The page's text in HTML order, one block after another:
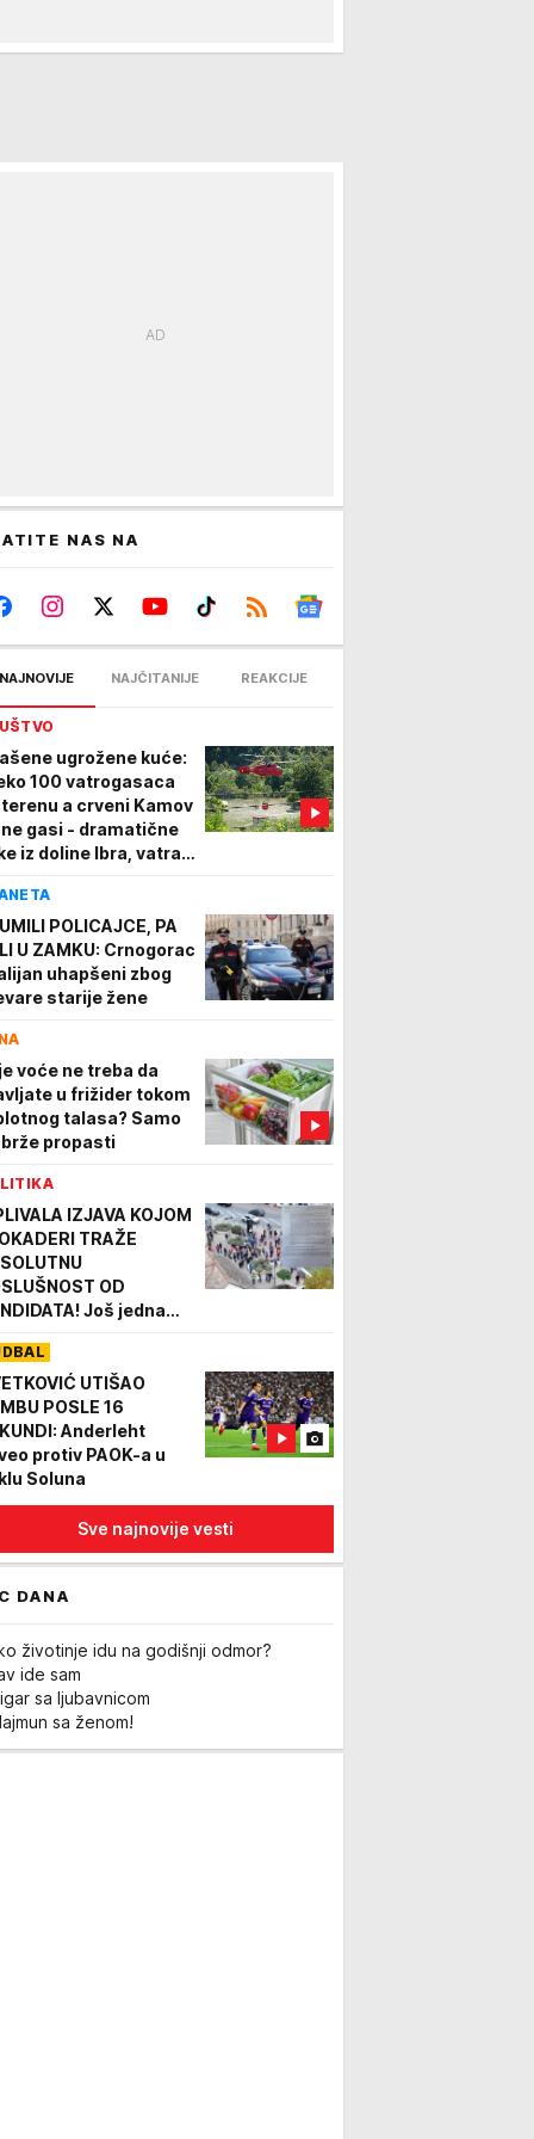
NAS NA
NAJNOVIJE NAJČITANIJE REAKCIJE
ugrožene kuće:
100 vatrogasaca
terenu a crveni Kamov
gasi - dramatične
iz doline Ibra, vatra
(FOTO)(VIDEO
POLICAJCE, PA
U ZAMKU: Crnogorac
uhapšeni zbog
starije žene
voće ne treba da
u frižider tokom
talasa? Samo
propasti
IZJAVA KOJOM
TRAŽE
OD
Još jedna
- ko će im uopšte
za ovakvu listu?!
UTIŠAO
POSLE 16
Anderleht
protiv PAOK-a u
Soluna
Sve najnovije vesti
DANA
životinje idu na godišnji odmor?
ide sam
sa ljubavnicom
sa ženom!